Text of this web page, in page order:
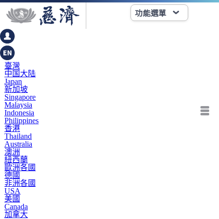
功能選單
臺灣
中国大陆
Japan
新加坡
Singapore
Malaysia
Indonesia
Philippines
香港
Thailand
Australia
澳洲
紐西蘭
歐洲各國
德國
非洲各國
USA
美國
Canada
加拿大